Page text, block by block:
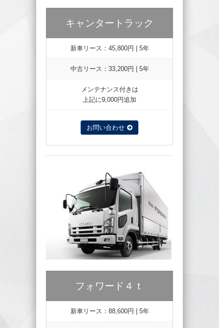
キャンタートラック
新車リース：45,800円 | 5年
中古リース：33,200円 | 5年
メンテナンス付きは
上記に9,000円追加
お問い合わせ
フォワード４ｔ
新車リース：88,600円 | 5年